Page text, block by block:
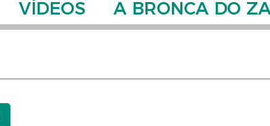
VÍDEOS A BRONCA DO